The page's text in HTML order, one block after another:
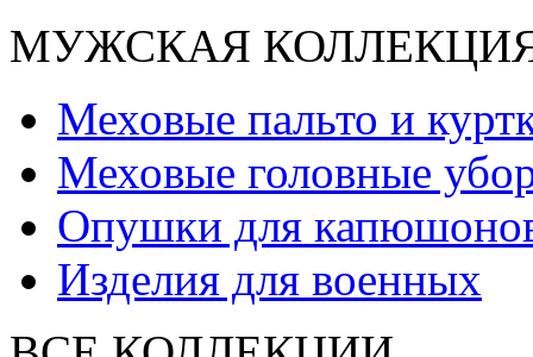
МУЖСКАЯ
Меховые пальто и
Меховые головные
Опушки для
Изделия для военных